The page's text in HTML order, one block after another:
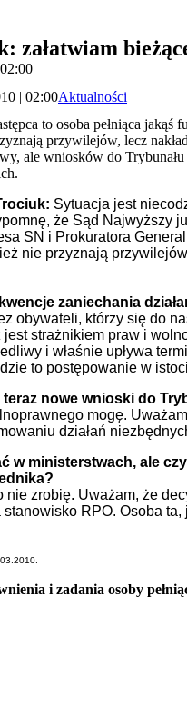
załatwiam
| 02:00Aktualności
to osoba pełniąca jakąś
przywilejów, lecz
ale wniosków do
Sytuacja jest
że Sąd Najwyższy
SN i Prokuratora
nie przyznają
zaniechania
obywateli, którzy się do
jest strażnikiem praw i
i właśnie upływa
to postępowanie w
teraz nowe wnioski do
mogę.
działań
w ministerstwach, ale
nie zrobię. Uważam, że
stanowisko RPO. Osoba
i zadania osoby